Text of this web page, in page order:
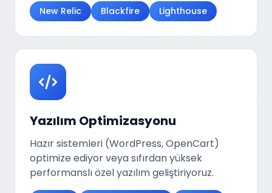
New Relic Blackfire Lighthouse
Yazılım Optimizasyonu
Hazır sistemleri (WordPress, OpenCart)
optimize ediyor veya sıfırdan yüksek
performanslı özel yazılım geliştiriyoruz.